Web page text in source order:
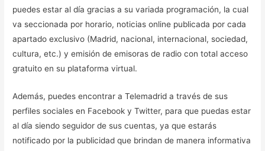
puedes estar al día gracias a su variada programación, la cual
va seccionada por horario, noticias online publicada por cada
apartado exclusivo (Madrid, nacional, internacional, sociedad,
cultura, etc.) y emisión de emisoras de radio con total acceso
gratuito en su plataforma virtual.
Además, puedes encontrar a Telemadrid a través de sus
perfiles sociales en Facebook y Twitter, para que puedas estar
al día siendo seguidor de sus cuentas, ya que estarás
notificado por la publicidad que brindan de manera informativa